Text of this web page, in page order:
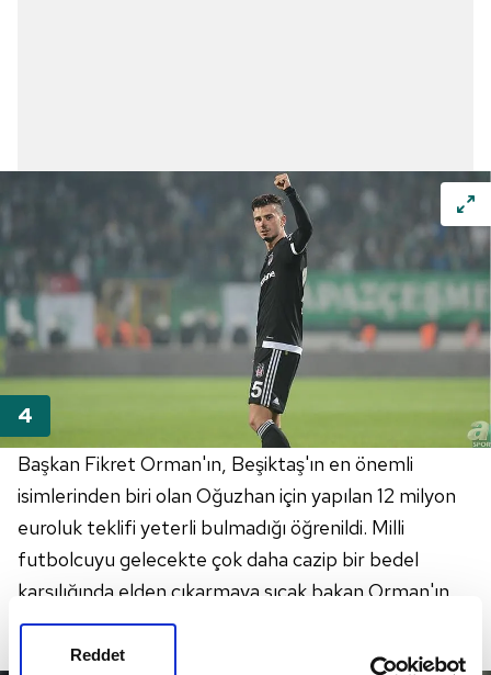
Reddet
Başkan Fikret Orman'ın, Beşiktaş'ın en önemli
isimlerinden biri olan Oğuzhan için yapılan 12 milyon
euroluk teklifi yeterli bulmadığı öğrenildi. Milli
futbolcuyu gelecekte çok daha cazip bir bedel
karşılığında elden çıkarmaya sıcak bakan Orman'ın,
Oğuzhan'la ilgilenen Inter ve Monaco'nun tekliflerini
de beklediği ifade edildi.